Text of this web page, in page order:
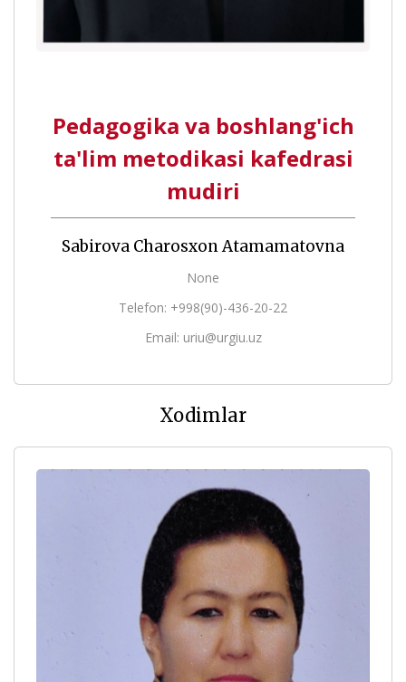
Pedagogika va boshlang'ich
ta'lim metodikasi kafedrasi
mudiri
Sabirova Charosxon Atamamatovna
None
Telefon: +998(90)-436-20-22
Email: uriu@urgiu.uz
Xodimlar